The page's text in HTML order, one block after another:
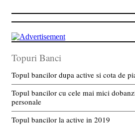
Topuri Banci
Topul bancilor dupa active si cota de
Topul bancilor cu cele mai mici
personale
Topul bancilor la active in 2019